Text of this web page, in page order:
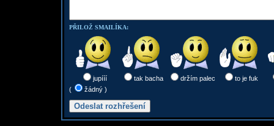
PŘILOŽ SMAILÍKA:
jupííí tak bacha držím palec
to je fuk
(
žádný )